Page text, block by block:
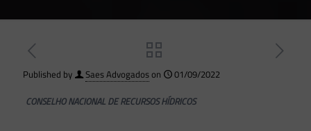
Published by Saes Advogadoson
01/09/2022
CONSELHO NACIONAL DE RECURSOS HÍDRICOS